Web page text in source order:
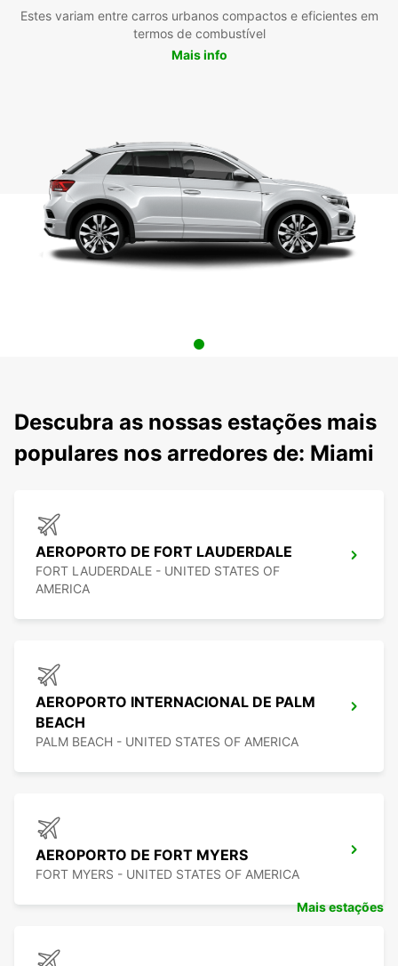
Estes variam entre carros urbanos compactos e eficientes em
termos de combustível
Mais info
Descubra as nossas estações mais
populares nos arredores de: Miami
AEROPORTO DE FORT LAUDERDALE
FORT LAUDERDALE - UNITED STATES OF
AMERICA
AEROPORTO INTERNACIONAL DE PALM
BEACH
PALM BEACH - UNITED STATES OF AMERICA
AEROPORTO DE FORT MYERS
FORT MYERS - UNITED STATES OF AMERICA
Mais estações